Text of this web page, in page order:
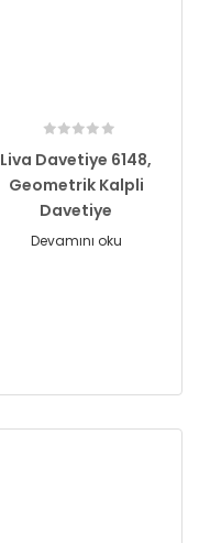
Liva Davetiye 6148,
Geometrik Kalpli
Davetiye
Devamını oku